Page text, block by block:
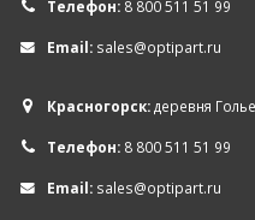
Телефон: 8 800 511 51 99
Email: sales@optipart.ru
Красногорск:деревня
Телефон: 8 800 511 51 99
Email: sales@optipart.ru